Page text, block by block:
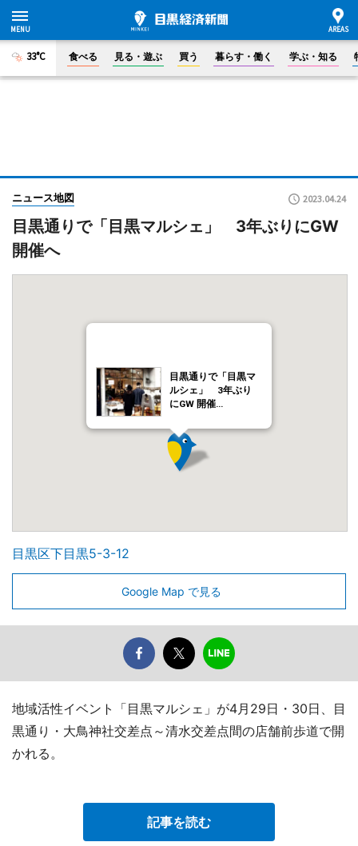
33°C 食べる 見る・遊ぶ 買う 暮らす・働く 学ぶ・知る
ニュース地図 2023.04.24
目黒通りで「目黒マルシェ」 3年ぶりにGW
開催へ
目黒通りで「目黒マ
ルシェ」 3年ぶり
にGW 開催…
目黒区下目黒5-3-12
Google Map で見る
地域活性イベント「目黒マルシェ」が4月29日・30日、目
黒通り・大鳥神社交差点～清水交差点間の店舗前歩道で開
かれる。
記事を読む